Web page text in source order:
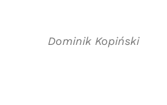
Dominik Kopiński